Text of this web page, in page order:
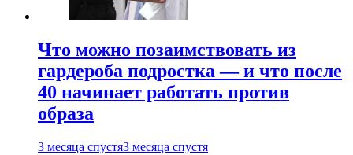
Что можно позаимствовать из
гардероба подростка — и что после
40 начинает работать против
образа
3 месяца спустя3 месяца спустя